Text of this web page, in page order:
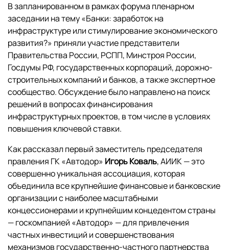
В запланированном в рамках форума пленарном
заседании на тему «Банки: заработок на
инфраструктуре или стимулирование экономического
развития?» приняли участие представители
Правительства России, РСПП, Минстроя России,
Госдумы РФ, государственных корпораций, дорожно-
строительных компаний и банков, а также экспертное
сообщество. Обсуждение было направлено на поиск
решений в вопросах финансирования
инфраструктурных проектов, в том числе в условиях
повышения ключевой ставки.
Как рассказал первый заместитель председателя
правления ГК «Автодор» Игорь Коваль, АИИК — это
совершенно уникальная ассоциация, которая
объединила все крупнейшие финансовые и банковские
организации с наиболее масштабными
концессионерами и крупнейшим концедентом страны
— госкомпанией «Автодор» — для привлечения
частных инвестиций и совершенствования
механизмов государственно-частного партнерства